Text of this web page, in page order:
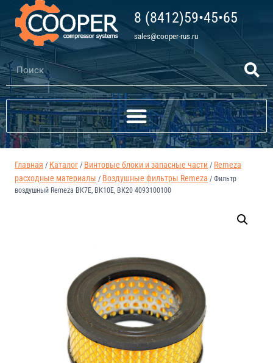
8 (8412)59•45•65
sales@cooper-rus.ru
Главная / Каталог / Винтовые блоки и запасные части / Remeza
расходные материалы / Воздушные фильтры Remeza / Фильтр
воздушный Remeza ВК7Е, ВК10Е, ВК20 4093100100